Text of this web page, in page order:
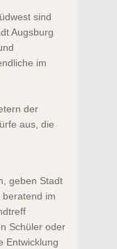
sind
Augsburg
im
der
aus, die
geben Stadt
im
Schüler oder
Entwicklung